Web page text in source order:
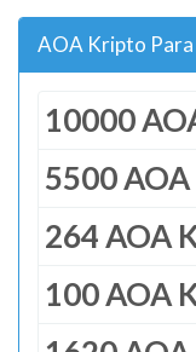
AOA Kripto
10000
5500
264 AOA
100 AOA